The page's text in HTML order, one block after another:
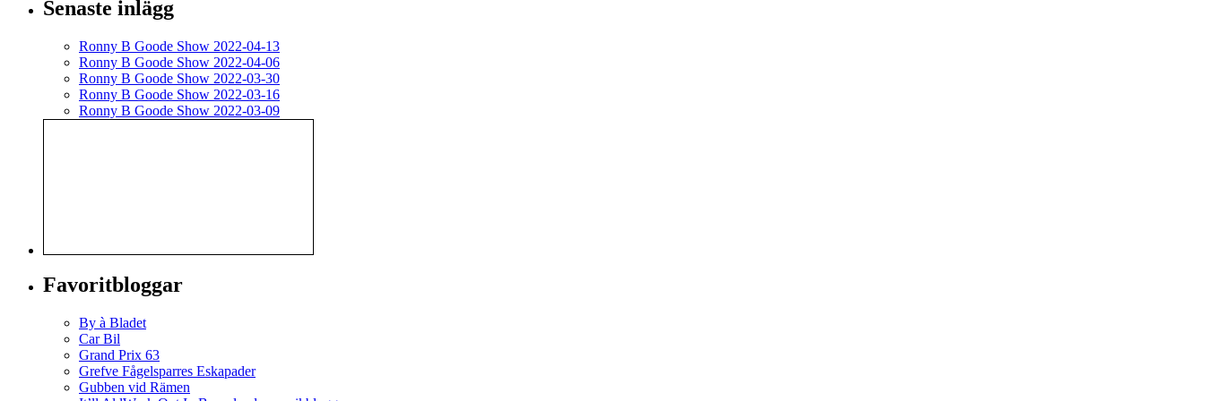
Senaste inlägg
Ronny B Goode Show 2022-04-13
Ronny B Goode Show 2022-04-06
Ronny B Goode Show 2022-03-30
Ronny B Goode Show 2022-03-16
Ronny B Goode Show 2022-03-09
Favoritbloggar
By à Bladet
Car Bil
Grand Prix 63
Grefve Fågelsparres Eskapader
Gubben vid Rämen